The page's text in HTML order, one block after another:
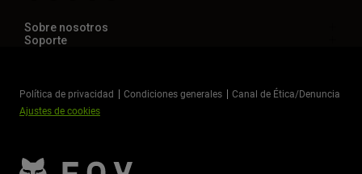
Sobre nosotros
Soporte
Política de privacidad Condiciones generales
Canal de Ética/Denuncia
Ajustes de cookies